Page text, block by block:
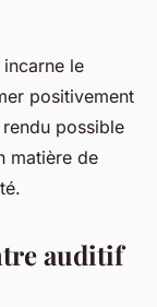
le
positivement
possible
matière de
auditif